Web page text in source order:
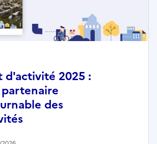
d'activité 2025 :
des